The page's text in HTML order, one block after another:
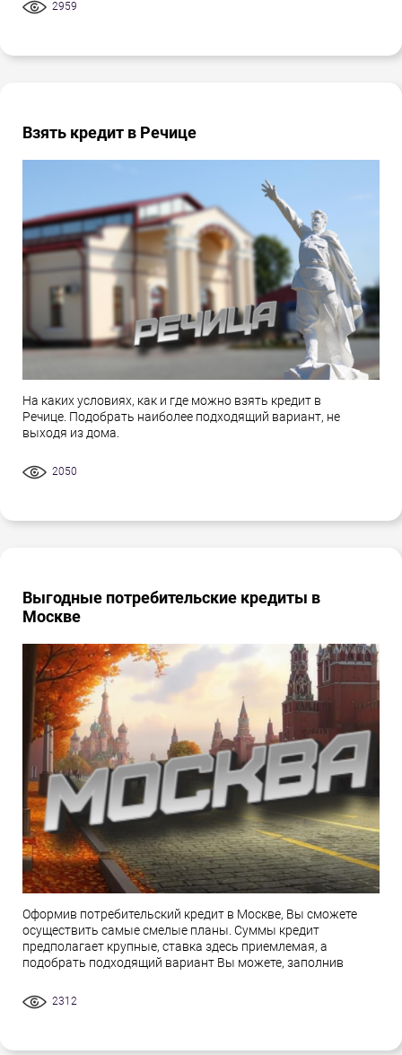
2959
Взять кредит в Речице
На каких условиях, как и где можно взять кредит в
Речице. Подобрать наиболее подходящий вариант, не
выходя из дома.
2050
Выгодные потребительские кредиты в
Москве
Оформив потребительский кредит в Москве, Вы сможете
осуществить самые смелые планы. Суммы кредит
предполагает крупные, ставка здесь приемлемая, а
подобрать подходящий вариант Вы можете, заполнив
2312